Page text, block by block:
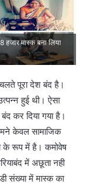
हजार मास्क बना लिया
पूरा देश बंद है।
हुई थी। ऐसा
कर दिया गया है।
केवल सामाजिक
के रूप में है। कमोवेष
में अछूता नही
संख्या में मास्क का